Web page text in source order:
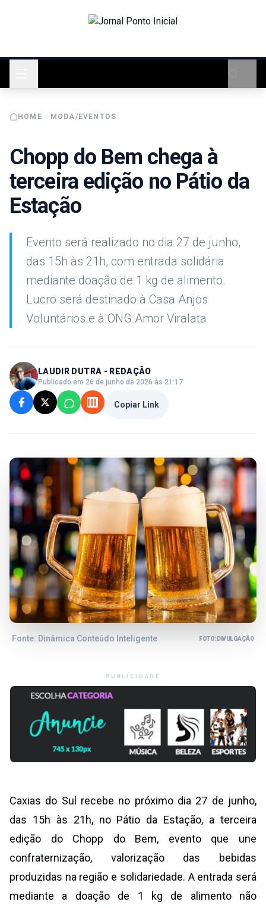
HOME MODA/EVENTOS
Chopp do Bem chega à
terceira edição no Pátio da
Estação
Evento será realizado no dia 27 de junho,
das 15h às 21h, com entrada solidária
mediante doação de 1 kg de alimento.
Lucro será destinado à Casa Anjos
Voluntários e à ONG Amor Viralata
LAUDIR DUTRA - REDAÇÃO
Publicado em 26 de junho de 2026 às 21:17
Copiar Link
Fonte: Dinâmica Conteúdo Inteligente FOTO: DIVULGAÇÃO
PUBLICIDADE
Caxias do Sul recebe no próximo dia 27 de junho,
das 15h às 21h, no Pátio da Estação, a terceira
edição do Chopp do Bem, evento que une
confraternização, valorização das bebidas
produzidas na região e solidariedade. A entrada será
mediante a doação de 1 kg de alimento não